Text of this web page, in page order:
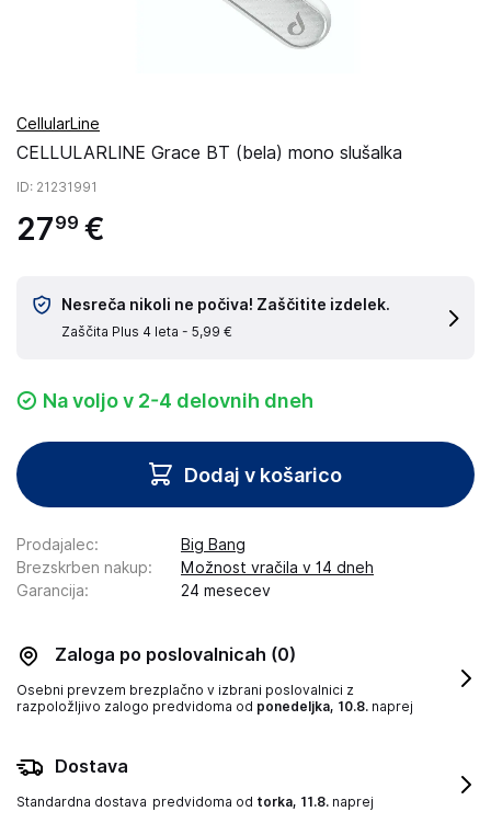
CellularLine
CELLULARLINE Grace BT (bela) mono slušalka
ID: 21231991
2799 €
Nesreča nikoli ne počiva! Zaščitite izdelek.
Zaščita Plus 4 leta - 5,99 €
Na voljo v 2-4 delovnih dneh
Dodaj v košarico
Prodajalec:
Big Bang
Brezskrben nakup:
Možnost vračila v 14 dneh
Garancija: 24 mesecev
Zaloga po poslovalnicah (0)
Osebni prevzem brezplačno v izbrani poslovalnici z
razpoložljivo zalogo predvidoma od ponedeljka, 10.8. naprej
Dostava
Standardna dostava predvidoma od torka, 11.8. naprej